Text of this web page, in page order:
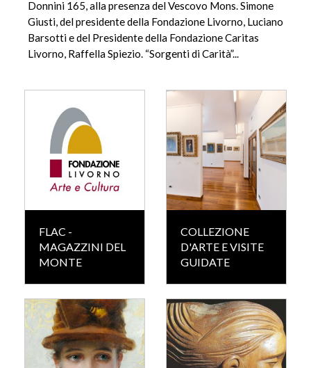
Donnini 165, alla presenza del Vescovo Mons. Simone
Giusti, del presidente della Fondazione Livorno, Luciano
Barsotti e del Presidente della Fondazione Caritas
Livorno, Raffella Spiezio. “Sorgenti di Carità”...
FLAC -
MAGAZZINI DEL
MONTE
COLLEZIONE
D'ARTE E VISITE
GUIDATE